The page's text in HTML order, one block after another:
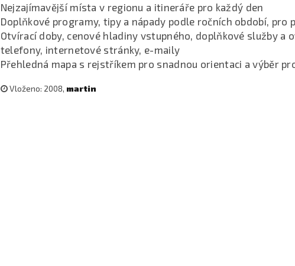
Nejzajímavější místa v regionu a itineráře pro každý den
Doplňkové programy, tipy a nápady podle ročních období, pro
Otvírací doby, cenové hladiny vstupného, doplňkové služby a
telefony, internetové stránky, e-maily
Přehledná mapa s rejstříkem pro snadnou orientaci a výběr
Vloženo: 2008, martin